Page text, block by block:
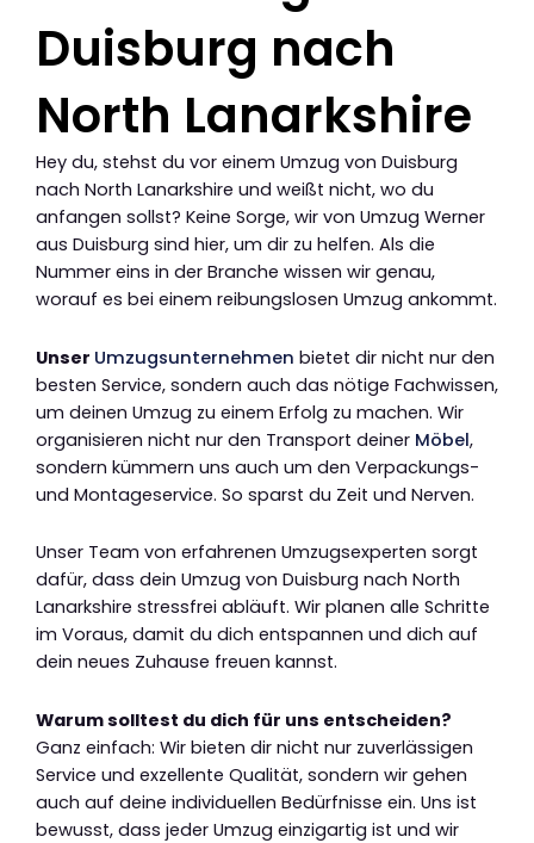
Duisburg nach
North Lanarkshire
Hey du, stehst du vor einem Umzug von Duisburg
nach North Lanarkshire und weißt nicht, wo du
anfangen sollst? Keine Sorge, wir von Umzug Werner
aus Duisburg sind hier, um dir zu helfen. Als die
Nummer eins in der Branche wissen wir genau,
worauf es bei einem reibungslosen Umzug ankommt.
Unser Umzugsunternehmen bietet dir nicht nur den
besten Service, sondern auch das nötige Fachwissen,
um deinen Umzug zu einem Erfolg zu machen. Wir
organisieren nicht nur den Transport deiner Möbel,
sondern kümmern uns auch um den Verpackungs-
und Montageservice. So sparst du Zeit und Nerven.
Unser Team von erfahrenen Umzugsexperten sorgt
dafür, dass dein Umzug von Duisburg nach North
Lanarkshire stressfrei abläuft. Wir planen alle Schritte
im Voraus, damit du dich entspannen und dich auf
dein neues Zuhause freuen kannst.
Warum solltest du dich für uns entscheiden?
Ganz einfach: Wir bieten dir nicht nur zuverlässigen
Service und exzellente Qualität, sondern wir gehen
auch auf deine individuellen Bedürfnisse ein. Uns ist
bewusst, dass jeder Umzug einzigartig ist und wir